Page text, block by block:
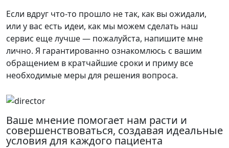
Если вдруг что-то прошло не так, как вы ожидали,
или у вас есть идеи, как мы можем сделать наш
сервис еще лучше — пожалуйста, напишите мне
лично. Я гарантированно ознакомлюсь с вашим
обращением в кратчайшие сроки и приму все
необходимые меры для решения вопроса.
Ваше мнение помогает нам расти и
совершенствоваться, создавая идеальные
условия для каждого пациента